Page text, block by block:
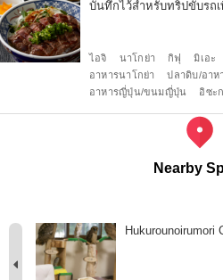
บันทึกไว้สำหรับทริปขับรถเ
ไอจิ นาโกย่า กิฟุ มิเอะ
อาหารนาโกย่า
ปลาดิบ/อาห
อาหารญี่ปุ่น/ขนมญี่ปุ่น
อิซะ
Nearby
Hukurounoirumori